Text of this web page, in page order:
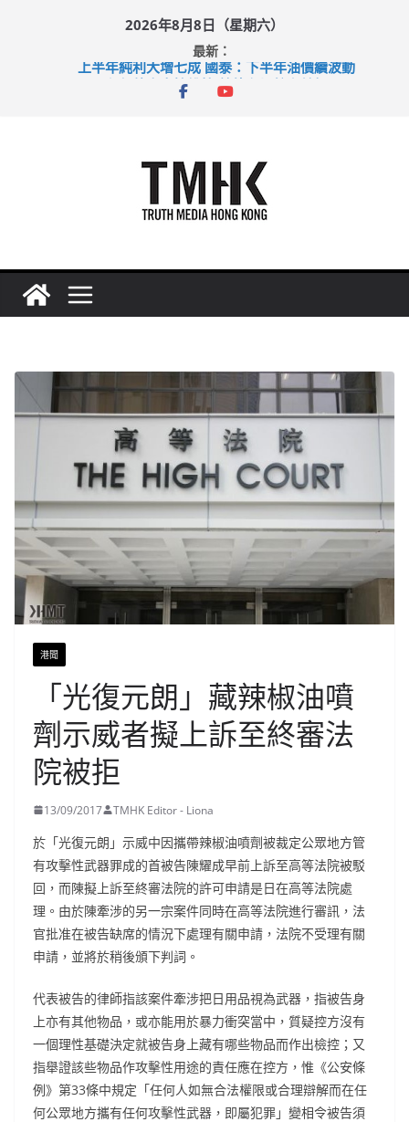
2026年8月8日（星期六）
最新：
上半年純利大增七成 國泰：下半年油價續波動
拜仁熱身賽挫維拉 啟德主場館奪錦標
港聞
「光復元朗」藏辣椒油噴
劑示威者擬上訴至終審法
院被拒
13/09/2017 TMHK Editor - Liona
於「光復元朗」示威中因攜帶辣椒油噴劑被裁定公眾地方管
有攻擊性武器罪成的首被告陳耀成早前上訴至高等法院被駁
回，而陳擬上訴至終審法院的許可申請是日在高等法院處
理。由於陳牽涉的另一宗案件同時在高等法院進行審訊，法
官批准在被告缺席的情況下處理有關申請，法院不受理有關
申請，並將於稍後頒下判詞。
代表被告的律師指該案件牽涉把日用品視為武器，指被告身
上亦有其他物品，或亦能用於暴力衝突當中，質疑控方沒有
一個理性基礎決定就被告身上藏有哪些物品而作出檢控；又
指舉證該些物品作攻擊性用途的責任應在控方，惟《公安條
例》第33條中規定「任何人如無合法權限或合理辯解而在任
何公眾地方攜有任何攻擊性武器，即屬犯罪」變相令被告須